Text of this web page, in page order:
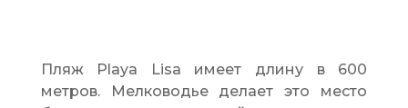
Пляж Playa Lisa имеет длину в 600
метров. Мелководье делает это место